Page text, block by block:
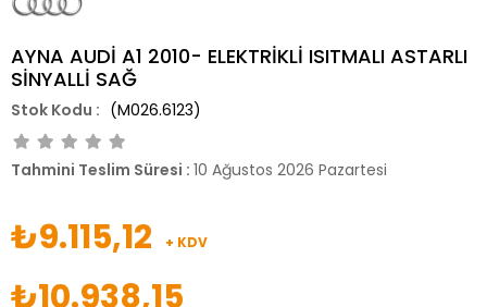
AYNA AUDİ A1 2010- ELEKTRİKLİ ISITMALI ASTARLI
SİNYALLİ SAĞ
(M026.6123)
Tahmini Teslim Süresi : 10 Ağustos 2026 Pazartesi
₺9.115,12 + KDV
₺10.938,15